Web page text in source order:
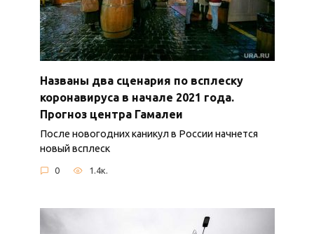
Названы два сценария по всплеску
коронавируса в начале 2021 года.
Прогноз центра Гамалеи
После новогодних каникул в России начнется
новый всплеск
0 1.4к.